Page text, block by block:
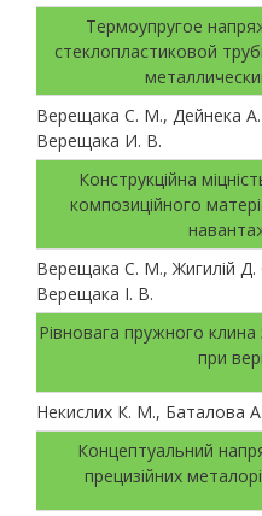
Термоупругое
стеклопластиковой
Верещака С. М., Дейнека
Верещака И. В.
Конструкційна
композиційного
Верещака С. М., Жигилій
Верещака І. В.
Рівновага пружного
при
Некислих К. М., Баталова
Концептуальний
прецизійних